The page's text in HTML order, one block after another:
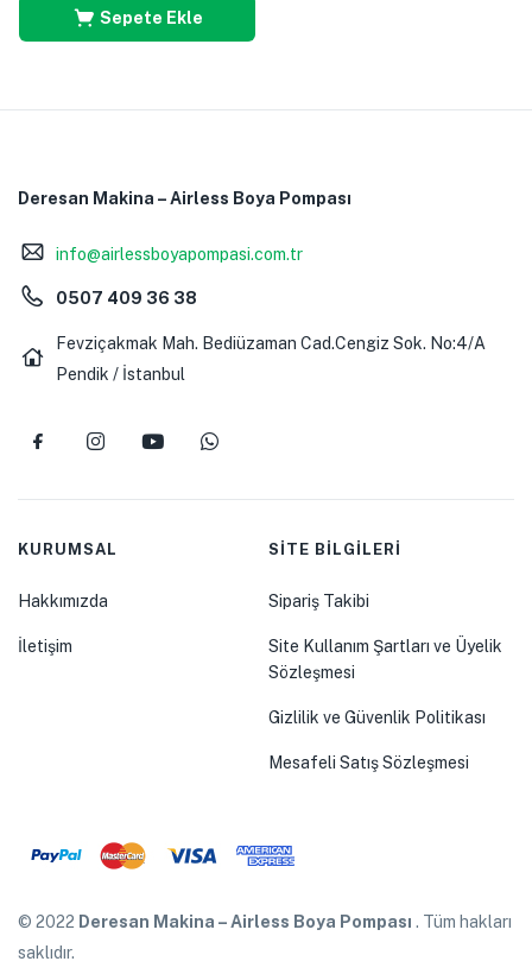
Sepete Ekle
Deresan Makina – Airless Boya Pompası
info@airlessboyapompasi.com.tr
0507 409 36 38
Fevziçakmak Mah. Bediüzaman Cad.Cengiz Sok. No:4/A
Pendik / İstanbul
KURUMSAL
Hakkımızda
İletişim
SİTE BİLGİLERİ
Sipariş Takibi
Site Kullanım Şartları ve Üyelik
Sözleşmesi
Gizlilik ve Güvenlik Politikası
Mesafeli Satış Sözleşmesi
© 2022 Deresan Makina – Airless Boya Pompası . Tüm hakları
saklıdır.